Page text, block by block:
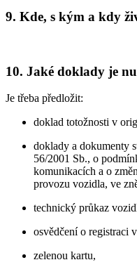
9. Kde, s kým a kdy
10. Jaké doklady je
Je třeba předložit:
doklad totožnosti v
doklady a dokumenty
56/2001 Sb., o
komunikacích a o
provozu vozidla, ve
technický průkaz
osvědčení o registraci
zelenou kartu,